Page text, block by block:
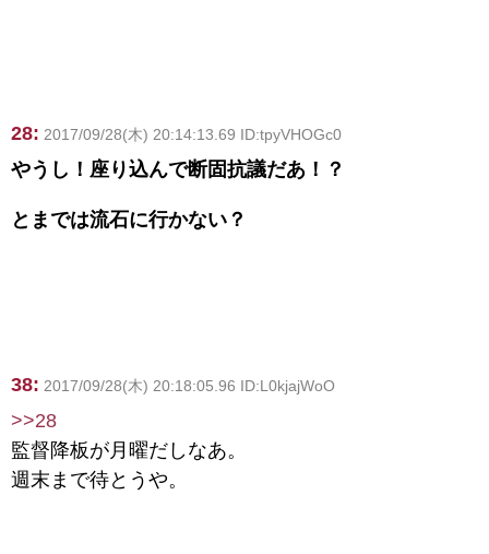
28: 2017/09/28(木) 20:14:13.69 ID:tpyVHOGc0
やうし！座り込んで断固抗議だあ！？
とまでは流石に行かない？
38: 2017/09/28(木) 20:18:05.96 ID:L0kjajWoO
>>28
監督降板が月曜だしなあ。
週末まで待とうや。